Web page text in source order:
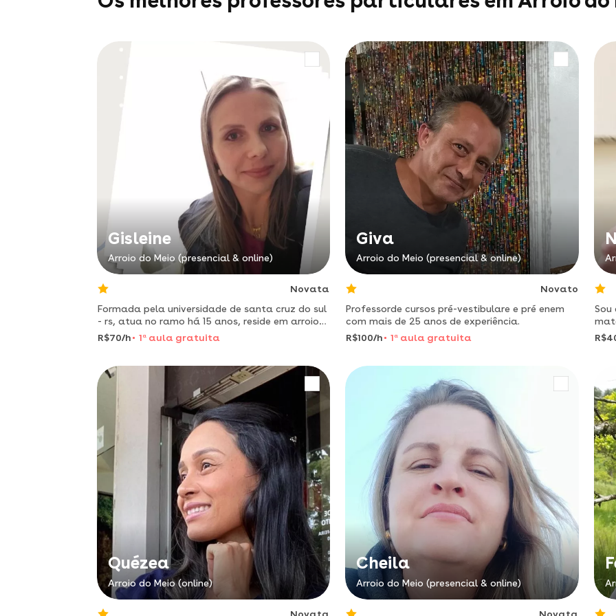
Gisleine
Arroio do Meio (presencial & online)
Novata
Formada pela universidade de santa cruz do sul
- rs, atua no ramo há 15 anos, reside em arroio
do meio - rs, busca metodologias criativas e
pautadas na diversão.
R$70/h 1 a aula gratuita
Giva
Arroio do Meio (presencial & online)
Novato
Professorde cursos pré-vestibulare e pré enem
com mais de 25 anos de experiência.
R$100/h
1 a aula gratuita
Sou
de
Quézea
Arroio do Meio (online)
Novata
Cheila
Arroio do Meio (presencial & online)
Novata